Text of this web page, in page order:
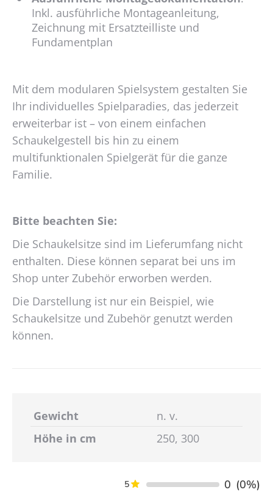
Inkl. ausführliche Montageanleitung,
Zeichnung mit Ersatzteilliste und
Fundamentplan
Mit dem modularen Spielsystem gestalten Sie
Ihr individuelles Spielparadies, das jederzeit
erweiterbar ist – von einem einfachen
Schaukelgestell bis hin zu einem
multifunktionalen Spielgerät für die ganze
Familie.
Bitte beachten Sie:
Die Schaukelsitze sind im Lieferumfang nicht
enthalten. Diese können separat bei uns im
Shop unter Zubehör erworben werden.
Die Darstellung ist nur ein Beispiel, wie
Schaukelsitze und Zubehör genutzt werden
können.
Gewicht
n. v.
Höhe in cm
250, 300
5 0 (0%)